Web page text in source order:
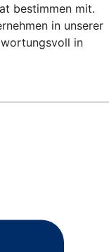
bestimmen mit.
in unserer
in